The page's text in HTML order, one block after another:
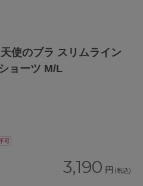
使のブラ スリムライン
ョーツ M/L
3,190 円 (税込)